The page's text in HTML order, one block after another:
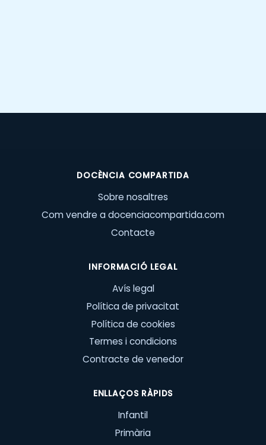
DOCÈNCIA COMPARTIDA
Sobre nosaltres
Com vendre a docenciacompartida.com
Contacte
INFORMACIÓ LEGAL
Avís legal
Política de privacitat
Política de cookies
Termes i condicions
Contracte de venedor
ENLLAÇOS RÀPIDS
Infantil
Primària